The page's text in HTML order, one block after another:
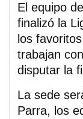
El equipo
finalizó la
los
trabajan
disputar la
La sede
Parra, los